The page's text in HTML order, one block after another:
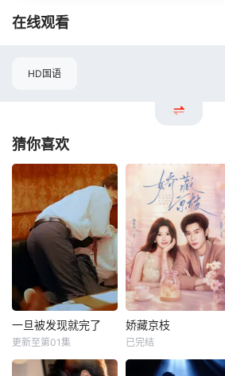
在线观看
HD国语
猜你喜欢
一旦被发现就完了
更新至第01集
娇藏京枝
已完结